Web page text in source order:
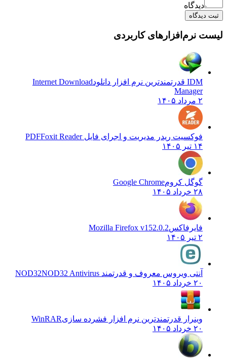
دیدگاه
ثبت دیدگاه
لیست نرم‌افزارهای کاربردی
IDM قدرتمندترین نرم افزار دانلود
Internet Download
Manager
۲ مرداد ۱۴۰۵
فوکسیت ریدر مدیریت و اجرای فایل PDFFoxit Reader
۱۴ تیر ۱۴۰۵
گوگل کرومGoogle Chrome
۲۸ خرداد ۱۴۰۵
فایرفاکسMozilla Firefox v152.0.2
۲ تیر ۱۴۰۵
آنتی ویروس معروف و قدرتمند NOD32 NOD32 Antivirus
۲۰ خرداد ۱۴۰۵
وینرار قدرتمندترین نرم افزار فشرده سازیWinRAR
۲۰ خرداد ۱۴۰۵